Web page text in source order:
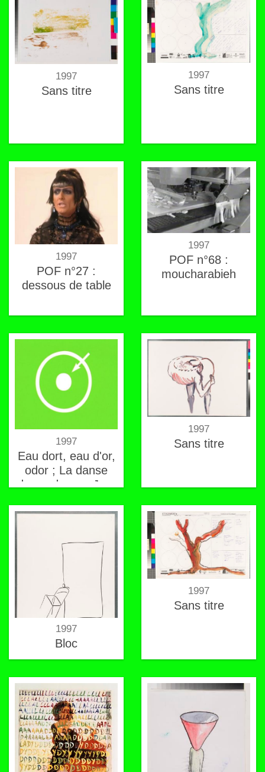
1997
Sans titre
1997
Sans titre
1997
POF n°27 :
dessous de table
1997
POF n°68 :
moucharabieh
1997
Eau dort, eau d'or,
odor ; La danse
des cadreurs. Jour
1997
Sans titre
1997
Bloc
1997
Sans titre